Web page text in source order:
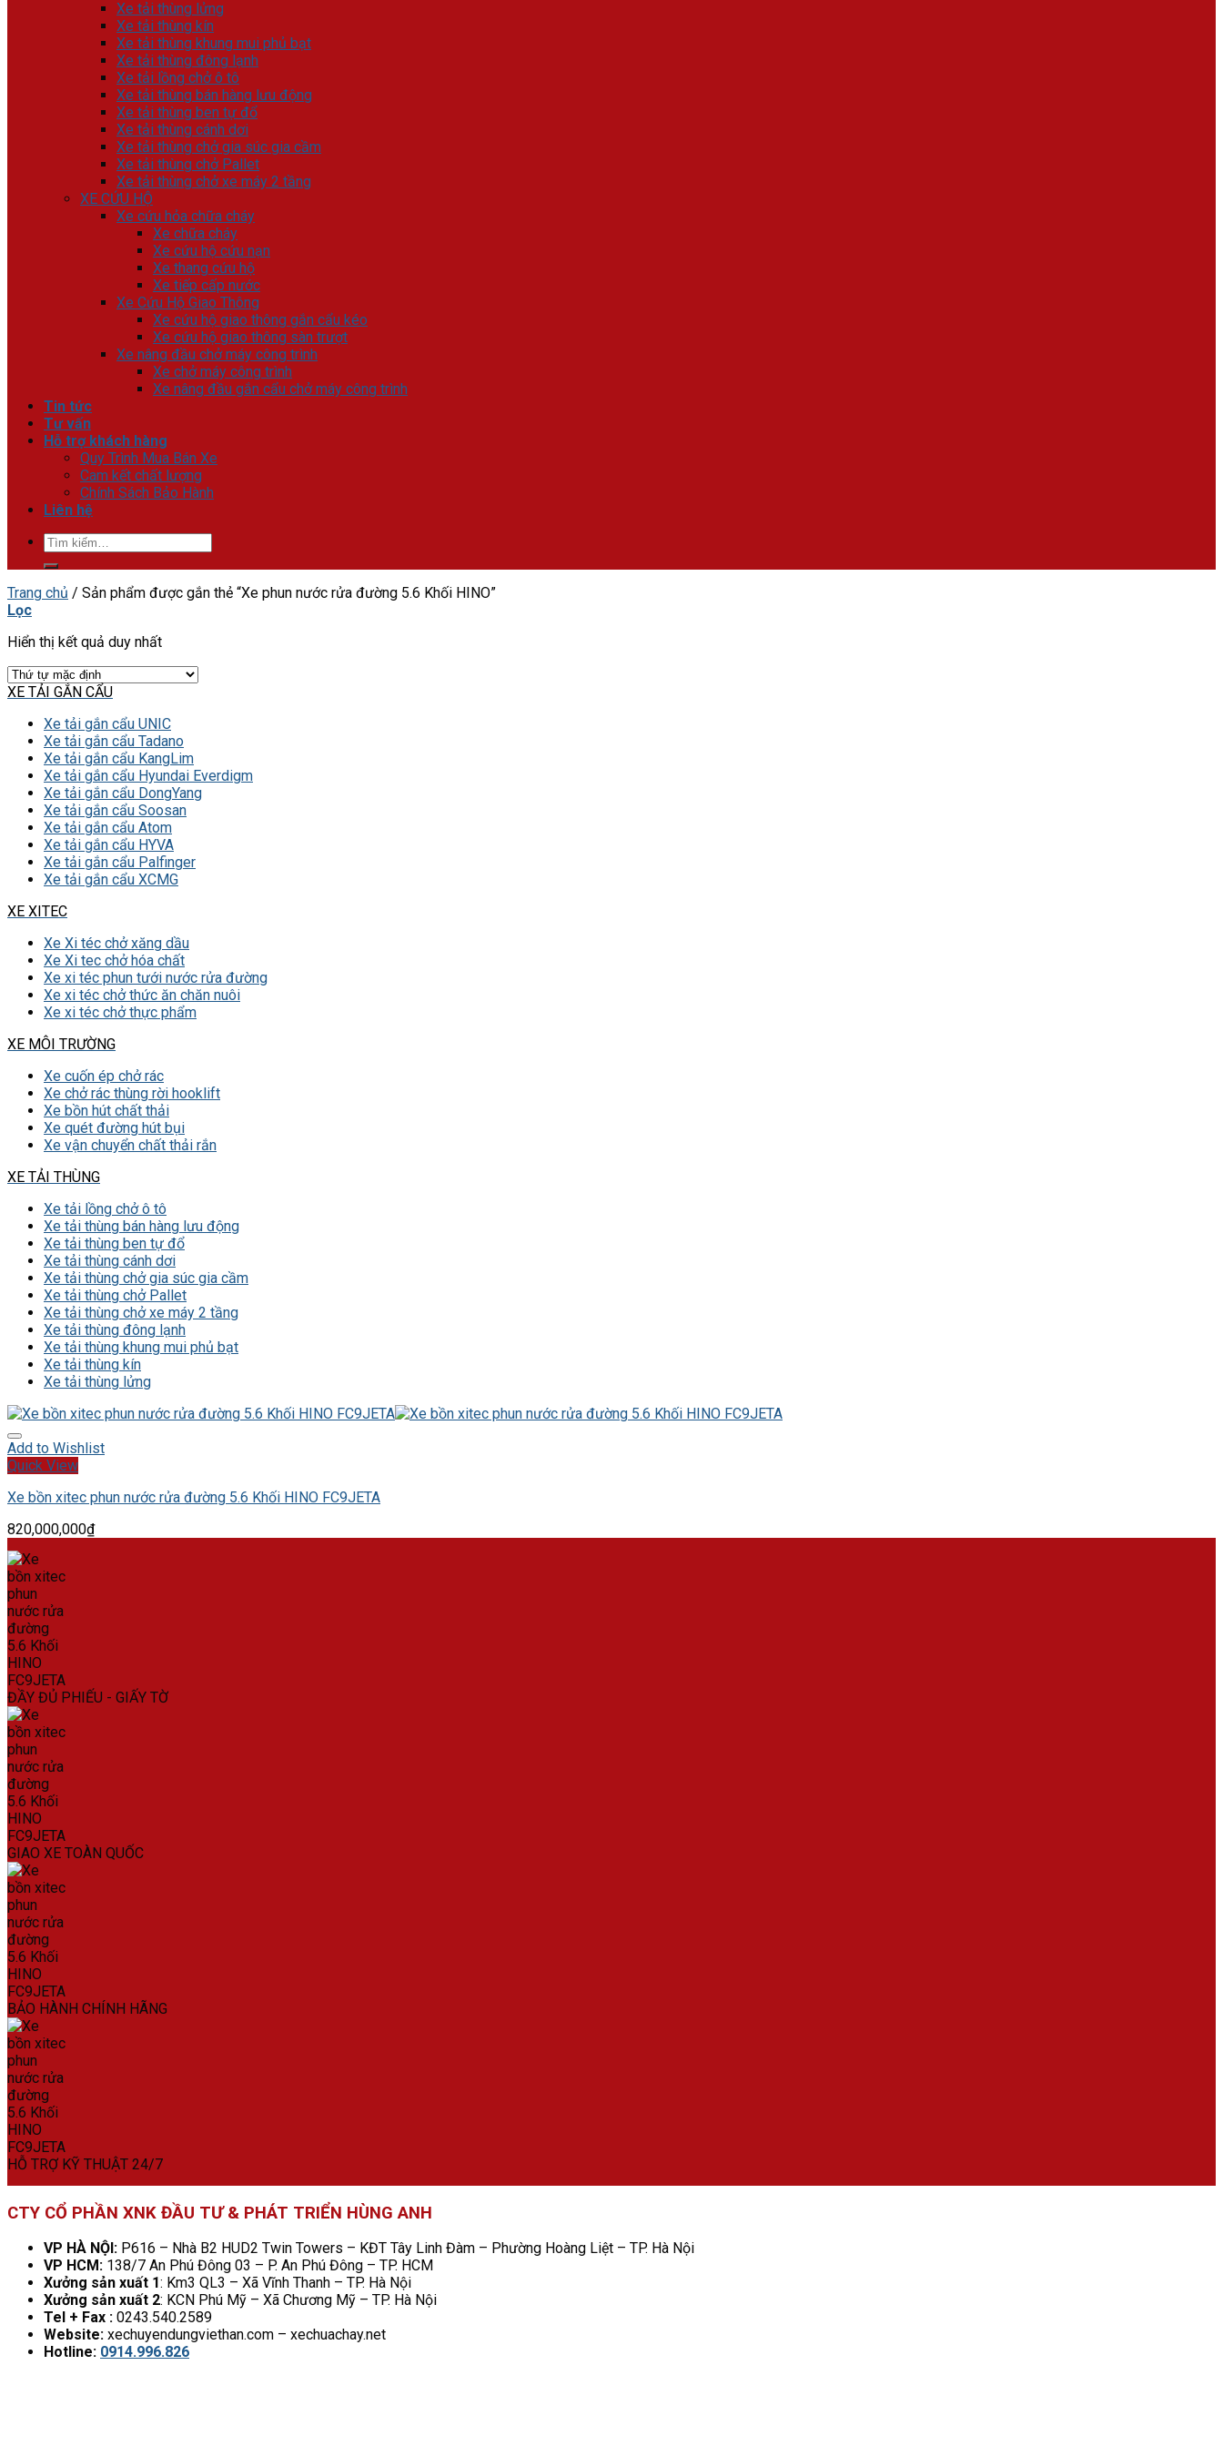
Xe tải thùng lửng
Xe tải thùng kín
Xe tải thùng khung mui phủ bạt
Xe tải thùng đông lạnh
Xe tải lồng chở ô tô
Xe tải thùng bán hàng lưu động
Xe tải thùng ben tự đổ
Xe tải thùng cánh dơi
Xe tải thùng chở gia súc gia cầm
Xe tải thùng chở Pallet
Xe tải thùng chở xe máy 2 tầng
XE CỨU HỘ
Xe cứu hỏa chữa cháy
Xe chữa cháy
Xe cứu hộ cứu nạn
Xe thang cứu hộ
Xe tiếp cấp nước
Xe Cứu Hộ Giao Thông
Xe cứu hộ giao thông gắn cẩu kéo
Xe cứu hộ giao thông sàn trượt
Xe nâng đầu chở máy công trình
Xe chở máy công trình
Xe nâng đầu gắn cẩu chở máy công trình
Tin tức
Tư vấn
Hỗ trợ khách hàng
Quy Trình Mua Bán Xe
Cam kết chất lượng
Chính Sách Bảo Hành
Liên hệ
Tìm
kiếm:
Trang chủ / Sản phẩm được gắn thẻ “Xe phun nước rửa đường 5.6 Khối HINO”
Lọc
Hiển thị kết quả duy nhất
XE TẢI GẮN CẨU
Xe tải gắn cẩu UNIC
Xe tải gắn cẩu Tadano
Xe tải gắn cẩu KangLim
Xe tải gắn cẩu Hyundai Everdigm
Xe tải gắn cẩu DongYang
Xe tải gắn cẩu Soosan
Xe tải gắn cẩu Atom
Xe tải gắn cẩu HYVA
Xe tải gắn cẩu Palfinger
Xe tải gắn cẩu XCMG
XE XITEC
Xe Xi téc chở xăng dầu
Xe Xi tec chở hóa chất
Xe xi téc phun tưới nước rửa đường
Xe xi téc chở thức ăn chăn nuôi
Xe xi téc chở thực phẩm
XE MÔI TRƯỜNG
Xe cuốn ép chở rác
Xe chở rác thùng rời hooklift
Xe bồn hút chất thải
Xe quét đường hút bụi
Xe vận chuyển chất thải rắn
XE TẢI THÙNG
Xe tải lồng chở ô tô
Xe tải thùng bán hàng lưu động
Xe tải thùng ben tự đổ
Xe tải thùng cánh dơi
Xe tải thùng chở gia súc gia cầm
Xe tải thùng chở Pallet
Xe tải thùng chở xe máy 2 tầng
Xe tải thùng đông lạnh
Xe tải thùng khung mui phủ bạt
Xe tải thùng kín
Xe tải thùng lửng
Add to Wishlist
Quick View
Xe bồn xitec phun nước rửa đường 5.6 Khối HINO FC9JETA
820,000,000₫
ĐẦY ĐỦ PHIẾU - GIẤY TỜ
GIAO XE TOÀN QUỐC
BẢO HÀNH CHÍNH HÃNG
HỖ TRỢ KỸ THUẬT 24/7
CTY CỔ PHẦN XNK ĐẦU TƯ & PHÁT TRIỂN HÙNG ANH
VP HÀ NỘI: P616 – Nhà B2 HUD2 Twin Towers – KĐT Tây Linh Đàm – Phường Hoàng Liệt – TP. Hà Nội
VP HCM: 138/7 An Phú Đông 03 – P. An Phú Đông – TP. HCM
Xưởng sản xuất 1: Km3 QL3 – Xã Vĩnh Thanh – TP. Hà Nội
Xưởng sản xuất 2: KCN Phú Mỹ – Xã Chương Mỹ – TP. Hà Nội
Tel + Fax : 0243.540.2589
Website: xechuyendungviethan.com – xechuachay.net
Hotline: 0914.996.826